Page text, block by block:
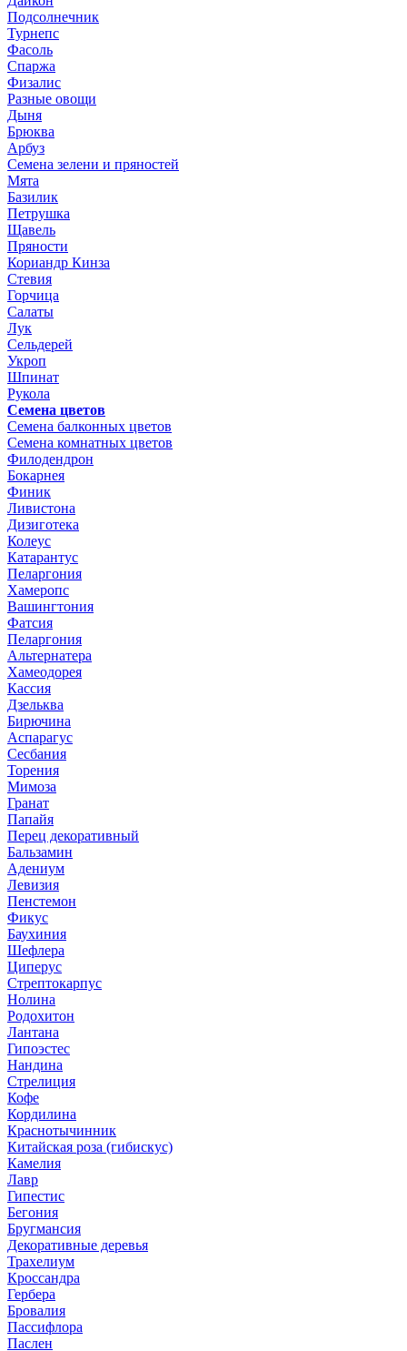
Подсолнечник
Турнепс
Фасоль
Спаржа
Физалис
Разные овощи
Дыня
Брюква
Арбуз
Семена зелени и пряностей
Мята
Базилик
Петрушка
Щавель
Пряности
Кориандр Кинза
Стевия
Горчица
Салаты
Лук
Сельдерей
Укроп
Шпинат
Рукола
Семена цветов
Семена балконных цветов
Семена комнатных цветов
Филодендрон
Бокарнея
Финик
Ливистона
Дизиготека
Колеус
Катарантус
Пеларгония
Хамеропс
Вашингтония
Фатсия
Пеларгония
Альтернатера
Хамеодорея
Кассия
Дзельква
Бирючина
Аспарагус
Сесбания
Торения
Мимоза
Гранат
Папайя
Перец декоративный
Бальзамин
Адениум
Левизия
Пенстемон
Фикус
Баухиния
Шефлера
Циперус
Стрептокарпус
Нолина
Родохитон
Лантана
Гипоэстес
Нандина
Стрелиция
Кофе
Кордилина
Краснотычинник
Китайская роза (гибискус)
Камелия
Лавр
Гипестис
Бегония
Бругмансия
Декоративные деревья
Трахелиум
Кроссандра
Гербера
Бровалия
Пассифлора
Паслен